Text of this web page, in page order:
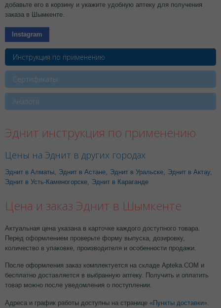
добавьте его в корзину и укажите удобную аптеку для получения
заказа в Шымкенте.
Instagram
Инструкция по применению
Сертификаты
Аналоги
Эднит инструкция по применению
Цены на Эднит в других городах
Эднит в Алматы Эднит в Астане Эднит в Уральске Эднит в Актау,
Эднит в Усть-Каменогорске
Эднит в Караганде
Цена и заказ Эднит в Шымкенте
Актуальная цена указана в карточке каждого доступного товара.
Перед оформлением проверьте форму выпуска, дозировку,
количество в упаковке, производителя и особенности продажи.
После оформления заказ комплектуется на складе Apteka.COM и
бесплатно доставляется в выбранную аптеку. Получить и оплатить
товар можно после уведомления о поступлении.
Адреса и график работы доступны на странице «Пункты доставки»